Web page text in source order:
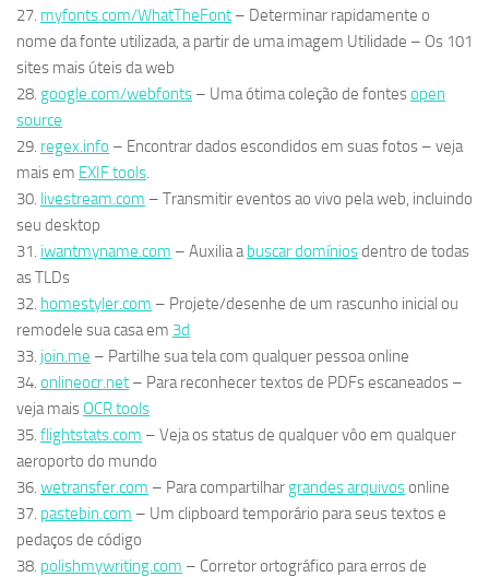
27. myfonts.com/WhatTheFont – Determinar rapidamente o
nome da fonte utilizada, a partir de uma imagem Utilidade – Os 101
sites mais úteis da web
28. google.com/webfonts – Uma ótima coleção de fontesopen
source
29. regex.info – Encontrar dados escondidos em suas fotos – veja
mais em EXIF tools.
30. livestream.com – Transmitir eventos ao vivo pela web, incluindo
seu desktop
31. iwantmyname.com – Auxilia abuscar domíniosdentro de todas
as TLDs
32. homestyler.com – Projete/desenhe de um rascunho inicial ou
remodele sua casa em 3d
33. join.me – Partilhe sua tela com qualquer pessoa online
34. onlineocr.net – Para reconhecer textos de PDFs escaneados –
veja mais OCR tools
35. flightstats.com – Veja os status de qualquer vôo em qualquer
aeroporto do mundo
36. wetransfer.com – Para compartilhar grandes arquivosonline
37. pastebin.com – Um clipboard temporário para seus textos e
pedaços de código
38. polishmywriting.com – Corretor ortográfico para erros de